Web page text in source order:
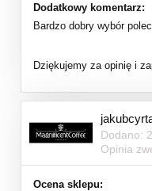
Dodatkowy komentarz:
Bardzo dobry wybór
Dziękujemy za opinię i
Dodano:
Opinia
Ocena sklepu: